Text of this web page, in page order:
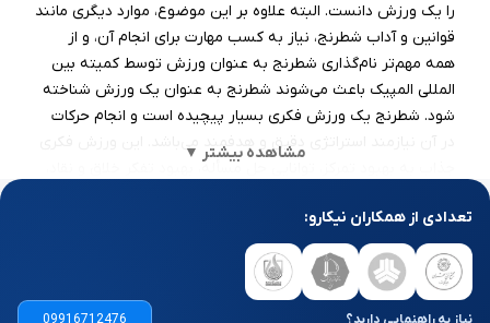
مشاهده بیشتر ▼
را یک ورزش دانست. البته علاوه بر این موضوع، موارد دیگری مانند
قوانین و آداب شطرنج، نیاز به کسب مهارت برای انجام آن، و از
همه مهم‌تر نام‌گذاری شطرنج به عنوان ورزش توسط کمیته بین
المللی المپیک باعث می‌شوند شطرنج به عنوان یک ورزش شناخته
شود. شطرنج یک ورزش فکری بسیار پیچیده است و انجام حرکات
در آن نیازمند استراتژی دقیق و هدفمند می‌باشد. این ورزش فکری
به یادگیری شطرنج علاقه دارید، بسیار مهم است که در یک
آموزشگاه شطرنج معتبر با اساتید خبره و حرفه‌ای ثبت نام کنید.
معرفی بهترین باشگاه‌ شطرنج
تعدادی از همکاران نیکارو: